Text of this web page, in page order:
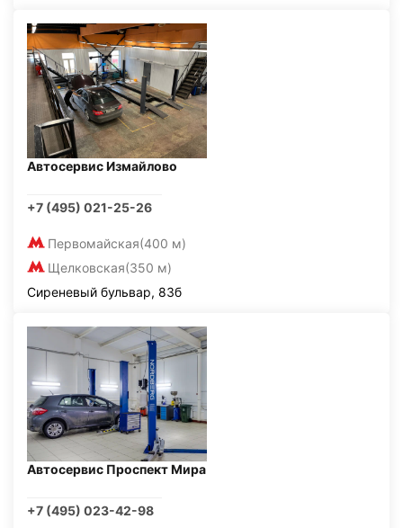
Автосервис Измайлово
+7 (495) 021-25-26
Первомайская(400 м)
Щелковская(350 м)
Сиреневый бульвар, 83б
Автосервис Проспект Мира
+7 (495) 023-42-98